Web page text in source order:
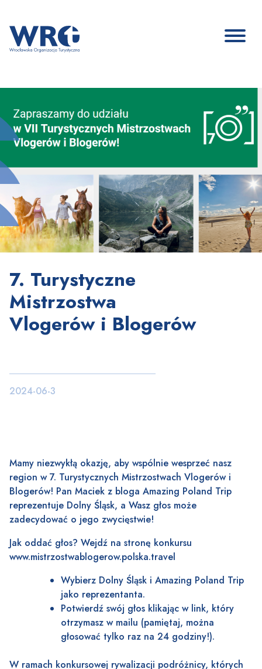
7. Turystyczne
Mistrzostwa
Vlogerów i Blogerów
2024-06-3
Mamy niezwykłą okazję, aby wspólnie wesprzeć nasz
region w 7. Turystycznych Mistrzostwach Vlogerów i
Blogerów! Pan Maciek z bloga Amazing Poland Trip
reprezentuje Dolny Śląsk, a Wasz głos może
zadecydować o jego zwycięstwie!
Jak oddać głos? Wejdź na stronę konkursu
www.mistrzostwablogerow.polska.travel
Wybierz Dolny Śląsk i Amazing Poland Trip
jako reprezentanta.
Potwierdź swój głos klikając w link, który
otrzymasz w mailu (pamiętaj, można
głosować tylko raz na 24 godziny!).
W ramach konkursowej rywalizacji podróżnicy, których